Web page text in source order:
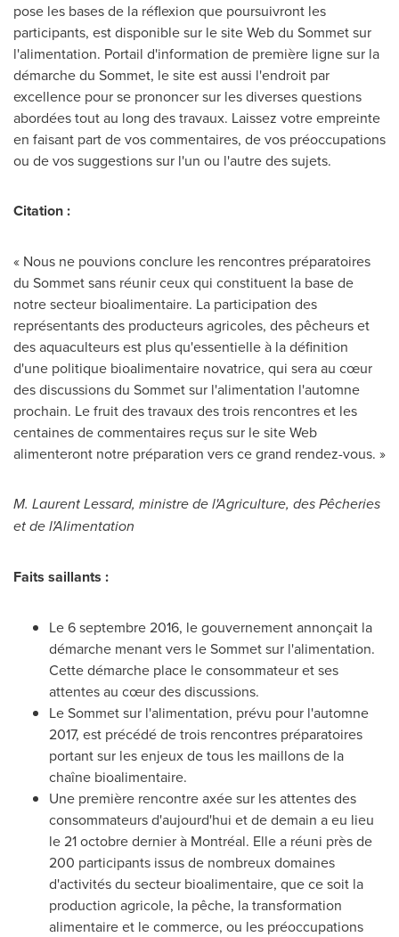
pose les bases de la réflexion que poursuivront les
participants, est disponible sur le site Web du Sommet sur
l'alimentation. Portail d'information de première ligne sur la
démarche du Sommet, le site est aussi l'endroit par
excellence pour se prononcer sur les diverses questions
abordées tout au long des travaux. Laissez votre empreinte
en faisant part de vos commentaires, de vos préoccupations
ou de vos suggestions sur l'un ou l'autre des sujets.
Citation :
« Nous ne pouvions conclure les rencontres préparatoires
du Sommet sans réunir ceux qui constituent la base de
notre secteur bioalimentaire. La participation des
représentants des producteurs agricoles, des pêcheurs et
des aquaculteurs est plus qu'essentielle à la définition
d'une politique bioalimentaire novatrice, qui sera au cœur
des discussions du Sommet sur l'alimentation l'automne
prochain. Le fruit des travaux des trois rencontres et les
centaines de commentaires reçus sur le site Web
alimenteront notre préparation vers ce grand rendez-vous. »
M. Laurent Lessard, ministre de l'Agriculture, des Pêcheries
et de l'Alimentation
Faits saillants :
Le 6 septembre 2016, le gouvernement annonçait la
démarche menant vers le Sommet sur l'alimentation.
Cette démarche place le consommateur et ses
attentes au cœur des discussions.
Le Sommetsur l'alimentation, prévu pour l'automne
2017, est précédé de trois rencontres préparatoires
portant sur les enjeux de tous les maillons de la
chaîne bioalimentaire.
Une première rencontre axée sur les attentes des
consommateurs d'aujourd'hui et de demain a eu lieu
le 21 octobre dernier à Montréal. Elle a réuni près de
200 participants issus de nombreux domaines
d'activités du secteur bioalimentaire, que ce soit la
production agricole, la pêche, la transformation
alimentaire et le commerce, ou les préoccupations